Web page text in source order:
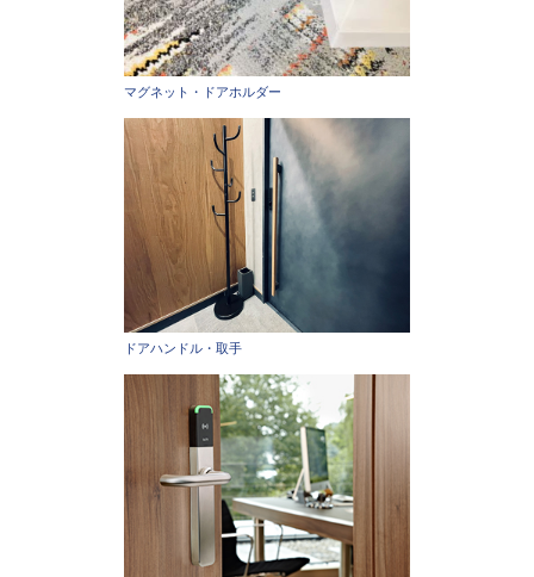
マグネット・ドアホルダー
ドアハンドル・取手